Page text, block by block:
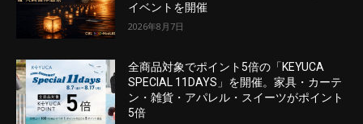
イベントを開催
2026年8月7日
全商品対象でポイント5倍の「KEYUCA
SPECIAL 11DAYS」を開催。家具・カーテ
ン・雑貨・アパレル・スイーツがポイント
5倍